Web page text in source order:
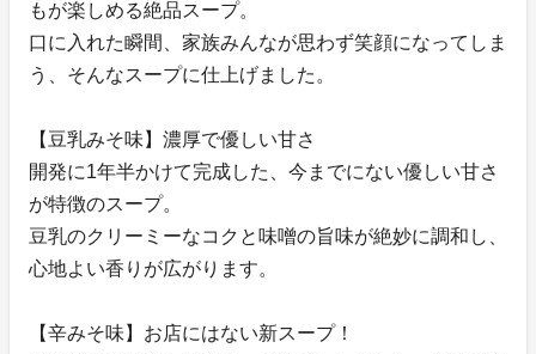
もが楽しめる絶品スープ。
口に入れた瞬間、家族みんなが思わず笑顔になってしま
う、そんなスープに仕上げました。
【豆乳みそ味】濃厚で優しい甘さ
開発に1年半かけて完成した、今までにない優しい甘さ
が特徴のスープ。
豆乳のクリーミーなコクと味噌の旨味が絶妙に調和し、
心地よい香りが広がります。
【辛みそ味】お店にはない新スープ！